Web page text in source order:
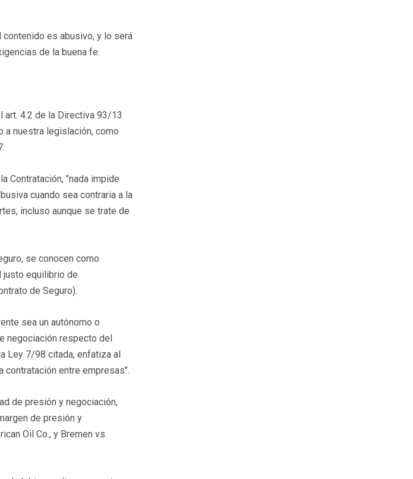
es abusivo, y lo será
de la buena fe.
art. 4.2 de la Directiva 93/13
a nuestra legislación, como
Contratación, "nada impide
cuando sea contraria a la
incluso aunque se trate de
se conocen como
justo equilibrio de
de Seguro).
sea un autónomo o
negociación respecto del
Ley 7/98 citada, enfatiza al
contratación entre empresas".
de presión y negociación,
de presión y
Oil Co., y Bremen vs.